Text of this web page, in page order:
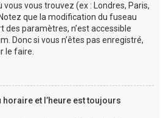
vous trouvez (ex : Londres, Paris,
que la modification du fuseau
des paramètres, n’est accessible
Donc si vous n’êtes pas enregistré,
le faire.
horaire et l’heure est toujours